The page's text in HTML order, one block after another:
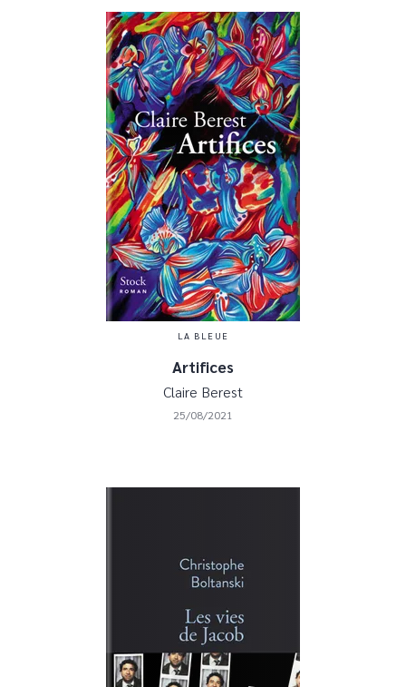
LA BLEUE
Artifices
Claire Berest
25/08/2021